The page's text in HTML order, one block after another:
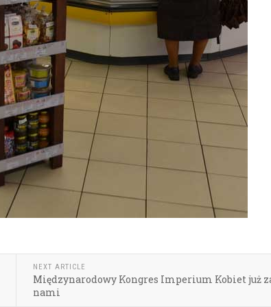
NEXT ARTICLE
Międzynarodowy Kongres Imperium Kobiet już
nami